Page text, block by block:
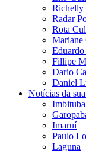
Richelly
Radar
Rota
Mariane
Fillipe
Dario
Daniel
Notícias da
Imbituba
Imaruí
Paulo
Laguna